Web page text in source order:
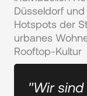
Düsseldorf
Hotspots der
urbanes
Rooftop-Kultur
"Wir